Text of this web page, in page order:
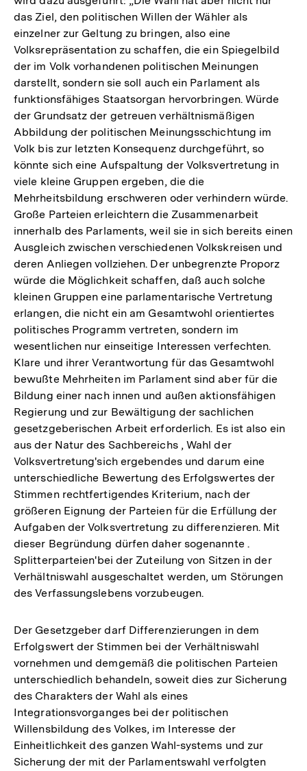
das Ziel, den politischen Willen der Wähler als
einzelner zur Geltung zu bringen, also eine
Volksrepräsentation zu schaffen, die ein Spiegelbild
der im Volk vorhandenen politischen Meinungen
darstellt, sondern sie soll auch ein Parlament als
funktionsfähiges Staatsorgan hervorbringen. Würde
der Grundsatz der getreuen verhältnismäßigen
Abbildung der politischen Meinungsschichtung im
Volk bis zur letzten Konsequenz durchgeführt, so
könnte sich eine Aufspaltung der Volksvertretung in
viele kleine Gruppen ergeben, die die
Mehrheitsbildung erschweren oder verhindern würde.
Große Parteien erleichtern die Zusammenarbeit
innerhalb des Parlaments, weil sie in sich bereits einen
Ausgleich zwischen verschiedenen Volkskreisen und
deren Anliegen vollziehen. Der unbegrenzte Proporz
würde die Möglichkeit schaffen, daß auch solche
kleinen Gruppen eine parlamentarische Vertretung
erlangen, die nicht ein am Gesamtwohl orientiertes
politisches Programm vertreten, sondern im
wesentlichen nur einseitige Interessen verfechten.
Klare und ihrer Verantwortung für das Gesamtwohl
bewußte Mehrheiten im Parlament sind aber für die
Bildung einer nach innen und außen aktionsfähigen
Regierung und zur Bewältigung der sachlichen
gesetzgeberischen Arbeit erforderlich. Es ist also ein
aus der Natur des Sachbereichs , Wahl der
Volksvertretung'sich ergebendes und darum eine
unterschiedliche Bewertung des Erfolgswertes der
Stimmen rechtfertigendes Kriterium, nach der
größeren Eignung der Parteien für die Erfüllung der
Aufgaben der Volksvertretung zu differenzieren. Mit
dieser Begründung dürfen daher sogenannte .
Splitterparteien'bei der Zuteilung von Sitzen in der
Verhältniswahl ausgeschaltet werden, um Störungen
des Verfassungslebens vorzubeugen.
Der Gesetzgeber darf Differenzierungen in dem
Erfolgswert der Stimmen bei der Verhältniswahl
vornehmen und demgemäß die politischen Parteien
unterschiedlich behandeln, soweit dies zur Sicherung
des Charakters der Wahl als eines
Integrationsvorganges bei der politischen
Willensbildung des Volkes, im Interesse der
Einheitlichkeit des ganzen Wahl-systems und zur
Sicherung der mit der Parlamentswahl verfolgten